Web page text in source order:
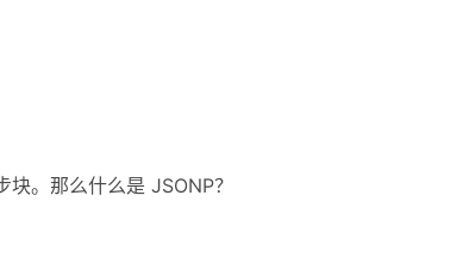
。那么什么是 JSONP？